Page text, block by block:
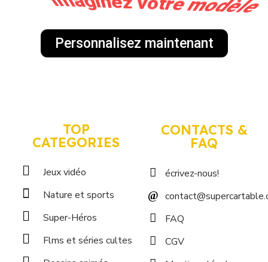
Personnalisez maintenant
TOP
CATEGORIES
Jeux vidéo
Nature et sports
Super-Héros
Flms et séries cultes
CONTACTS &
FAQ
écrivez-nous!
FAQ
CGV